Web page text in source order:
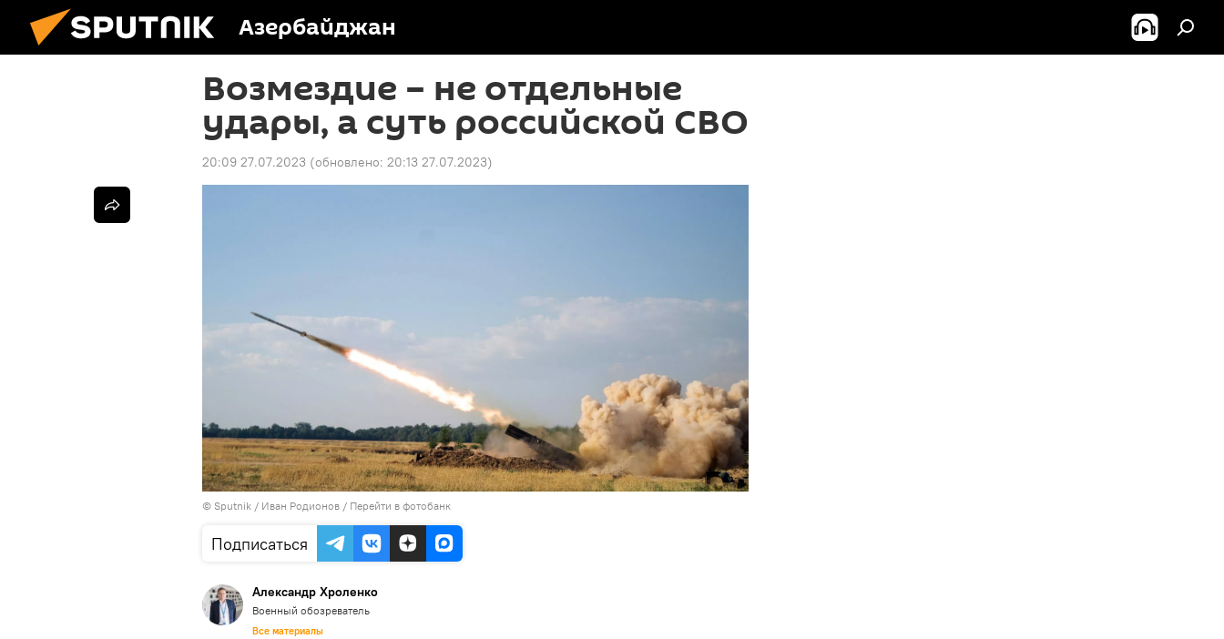
Азербайджан
Возмездие – не отдельные
удары, а суть российской СВО
20:09 27.07.2023 (обновлено: 20:13 27.07.2023)
© Sputnik / Иван Родионов / Перейти в фотобанк
Подписаться
Александр Хроленко
Военный обозреватель
Все материалы